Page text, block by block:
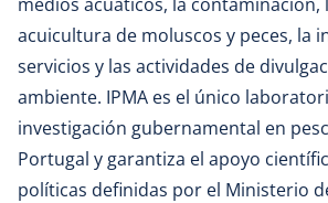
acuicultura de moluscos y peces, la
servicios y las actividades de
ambiente. IPMA es el único
investigación gubernamental en
Portugal y garantiza el apoyo
políticas definidas por el Ministerio